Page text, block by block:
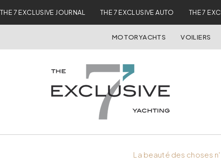
THE 7 EXCLUSIVE JOURNAL THE 7 EXCLUSIVE AUTO THE 7
MOTORYACHTS VOILIERS
La beauté des choses